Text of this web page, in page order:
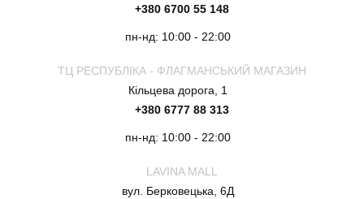
+380 6700 55 148
пн-нд: 10:00 - 22:00
ТЦ РЕСПУБЛІКА - ФЛАГМАНСЬКИЙ МАГАЗИН
Кільцева дорога, 1
+380 6777 88 313
пн-нд: 10:00 - 22:00
LAVINA MALL
вул. Берковецька, 6Д